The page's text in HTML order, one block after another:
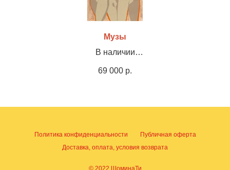
Музы
В наличии
69 000 р.
Политика конфиденциальности
Публичная оферта
Доставка, оплата, условия возврата
© 2022 ШоминаТи